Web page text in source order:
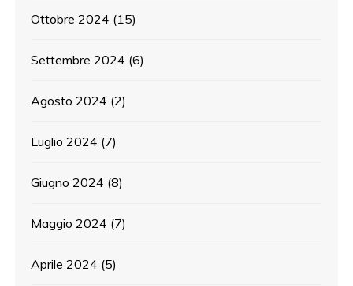
Ottobre 2024 (15)
Settembre 2024 (6)
Agosto 2024 (2)
Luglio 2024 (7)
Giugno 2024 (8)
Maggio 2024 (7)
Aprile 2024 (5)